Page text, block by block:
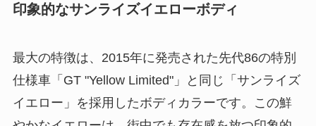
印象的なサンライズイエローボディ
最大の特徴は、2015年に発売された先代86の特別
仕様車「GT "Yellow Limited"」と同じ「サンライズ
イエロー」を採用したボディカラーです。この鮮